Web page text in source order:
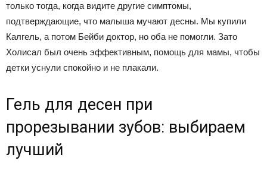
только тогда, когда видите другие симптомы,
подтверждающие, что малыша мучают десны. Мы купили
Калгель, а потом Бейби доктор, но оба не помогли. Зато
Холисал был очень эффективным, помощь для мамы, чтобы
детки уснули спокойно и не плакали.
Гель для десен при
прорезывании зубов: выбираем
лучший